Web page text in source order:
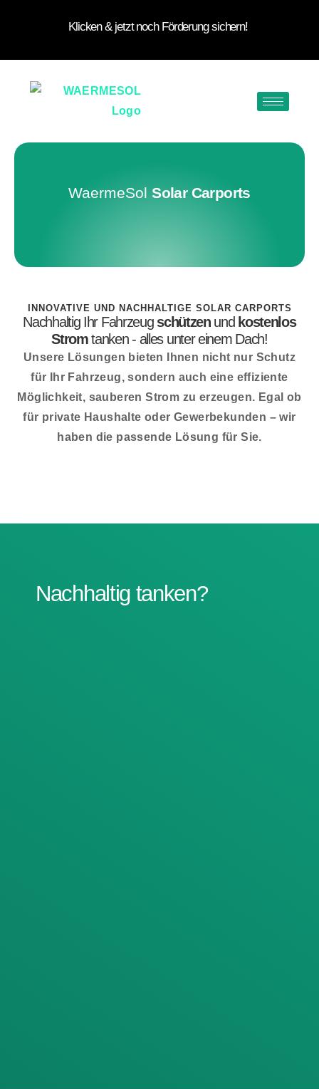
Klicken & jetzt noch Förderung sichern!
WaermeSol Solar Carports
INNOVATIVE UND NACHHALTIGE SOLAR CARPORTS
Nachhaltig Ihr Fahrzeug schützenund kostenlos
Stromtanken - alles unter einem Dach!
Unsere Lösungen bieten Ihnen nicht nur Schutz
für Ihr Fahrzeug, sondern auch eine effiziente
Möglichkeit, sauberen Strom zu erzeugen. Egal ob
für private Haushalte oder Gewerbekunden – wir
haben die passende Lösung für Sie.
Nachhaltig tanken?